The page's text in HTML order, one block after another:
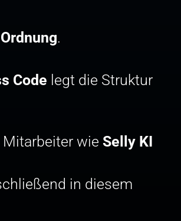
.
Code legt die Struktur
wie Selly KI
in diesem